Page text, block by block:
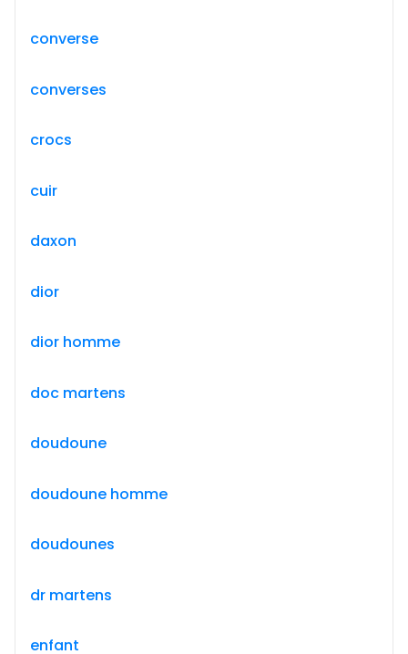
converse
converses
crocs
cuir
daxon
dior
dior homme
doc martens
doudoune
doudoune homme
doudounes
dr martens
enfant